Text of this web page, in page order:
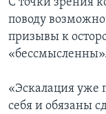
С точки зрения
поводу
призывы к
«Эскалация
себя и обязаны